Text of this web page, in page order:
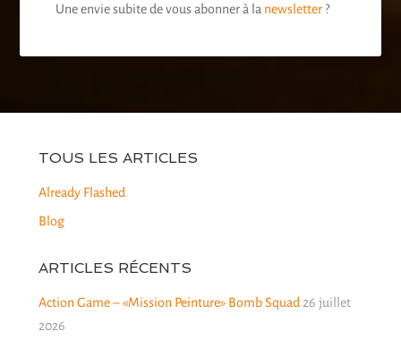
Une envie subite de vous abonner à la newsletter ?
TOUS LES ARTICLES
Already Flashed
Blog
ARTICLES RÉCENTS
Action Game – «Mission Peinture» Bomb Squad 26 juillet
2026